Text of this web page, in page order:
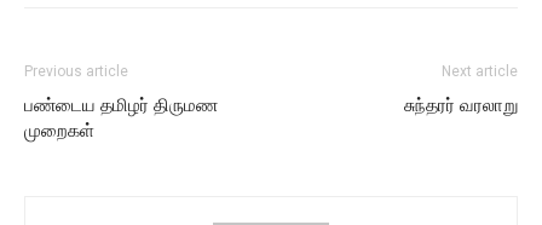
Previous article
பண்டைய தமிழர் திருமண
முறைகள்
Next article
சுந்தரர் வரலாறு